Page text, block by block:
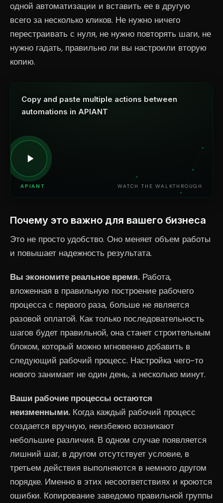
одной автоматизации и вставить ее в другую
всего за несколько кликов. Не нужно ничего
перестраивать с нуля, не нужно повторять шаги, не
нужно гадать, правильно ли вы настроили вторую
копию.
Copy and paste multiple actions between
automations in APIANT
APIANT WATCH THE WALKTHROUGH
Почему это важно для вашего бизнеса
Это не просто удобство. Оно меняет объем работы
и повышает надежность результата.
Вы экономите реальное время. Работа,
вложенная в правильную построение рабочего
процесса с первого раза, больше не является
разовой оплатой. Как только последовательность
шагов будет правильной, она станет строительным
блоком, который можно мгновенно добавить в
следующий рабочий процесс. Настройка чего-то
нового занимает не один день, а несколько минут.
Ваши рабочие процессы остаются
неизменными. Когда каждый рабочий процесс
создается вручную, неизбежно возникают
небольшие различия. В одном случае появляется
лишний шаг, в другом отсутствует условие, в
третьем действия выполняются в немного другом
порядке. Именно в этих несоответствиях и кроются
ошибки. Копирование заведомо правильной группы